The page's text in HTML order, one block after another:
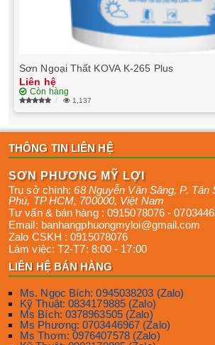
Sơn Ngoại Thất KOVA K-265 Plus
Liên hệ
Còn hàng
1,137
THÔNG TIN LIÊN HỆ
SƠN PHƯƠNG MỸ LỢI
Trụ sở chính:68 Nguyễn Văn Săng, P. Tân
Phú, TP HCM, 700000, Việt Nam
Tư vấn & bán hàng : 0915078076 -
Email: banhangphuongmyloi@gmail.com
Zalo CSKH :0915078076
Làm việc: T2-T7: 8:00 - 17:00
LIÊN HỆ BÁN HÀNG
Ms. Ngọc Bích: 0945038203 (Zalo)
Kỹ Thuật: 0834179885 (Zalo)
Ms Bích: 0378963505 (Zalo)
Ms Phương: 0703446967 (Zalo)
Ms Thơm: 0976407578 (Zalo)